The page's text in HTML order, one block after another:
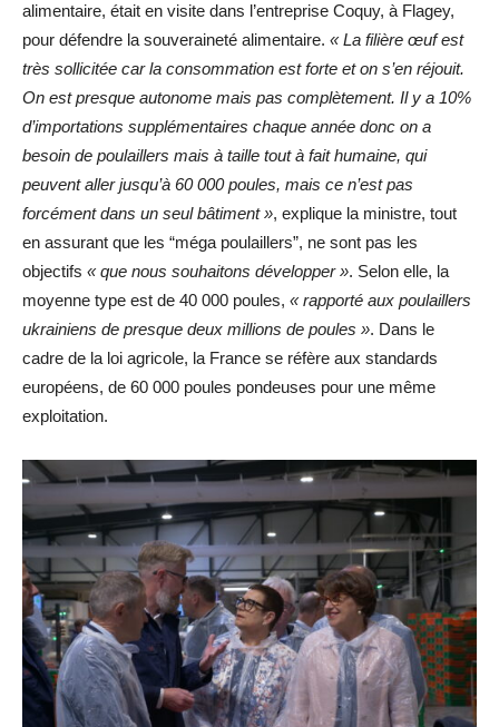
alimentaire, était en visite dans l’entreprise Coquy, à Flagey,
pour défendre la souveraineté alimentaire. « La filière œuf est
très sollicitée car la consommation est forte et on s’en réjouit.
On est presque autonome mais pas complètement. Il y a 10%
d’importations supplémentaires chaque année donc on a
besoin de poulaillers mais à taille tout à fait humaine, qui
peuvent aller jusqu’à 60 000 poules, mais ce n’est pas
forcément dans un seul bâtiment », explique la ministre, tout
en assurant que les “méga poulaillers”, ne sont pas les
objectifs « que nous souhaitons développer ». Selon elle, la
moyenne type est de 40 000 poules, « rapporté aux poulaillers
ukrainiens de presque deux millions de poules ». Dans le
cadre de la loi agricole, la France se réfère aux standards
européens, de 60 000 poules pondeuses pour une même
exploitation.